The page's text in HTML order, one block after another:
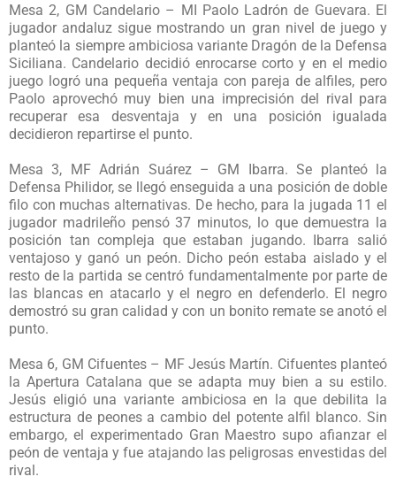
Mesa 2, GM Candelario – MI Paolo Ladrón de Guevara. El
jugador andaluz sigue mostrando un gran nivel de juego y
planteó la siempre ambiciosa variante Dragón de la Defensa
Siciliana. Candelario decidió enrocarse corto y en el medio
juego logró una pequeña ventaja con pareja de alfiles, pero
Paolo aprovechó muy bien una imprecisión del rival para
recuperar esa desventaja y en una posición igualada
decidieron repartirse el punto.
Mesa 3, MF Adrián Suárez – GM Ibarra. Se planteó la
Defensa Philidor, se llegó enseguida a una posición de doble
filo con muchas alternativas. De hecho, para la jugada 11 el
jugador madrileño pensó 37 minutos, lo que demuestra la
posición tan compleja que estaban jugando. Ibarra salió
ventajoso y ganó un peón. Dicho peón estaba aislado y el
resto de la partida se centró fundamentalmente por parte de
las blancas en atacarlo y el negro en defenderlo. El negro
demostró su gran calidad y con un bonito remate se anotó el
punto.
Mesa 6, GM Cifuentes – MF Jesús Martín. Cifuentes planteó
la Apertura Catalana que se adapta muy bien a su estilo.
Jesús eligió una variante ambiciosa en la que debilita la
estructura de peones a cambio del potente alfil blanco. Sin
embargo, el experimentado Gran Maestro supo afianzar el
peón de ventaja y fue atajando las peligrosas envestidas del
rival.